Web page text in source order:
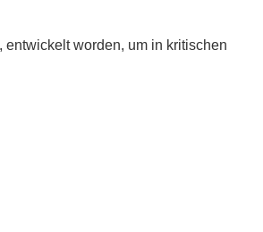
worden, um in kritischen